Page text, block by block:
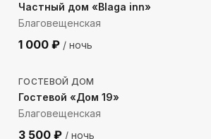
Частный дом «Blaga inn»
Благовещенская
1 000 ₽ / ночь
1146 м до моря
ГОСТЕВОЙ ДОМ
Гостевой «Дом 19»
Благовещенская
3 500 ₽ / ночь